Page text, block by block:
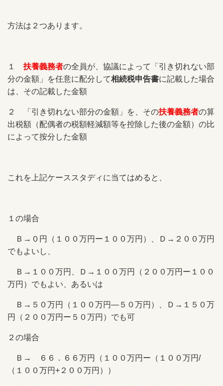
方法は２つあります。
１ 扶養義務者の全員が、協議によって「引き切れない部
分の金額」を任意に配分して相続税申告書に記載した場合
は、 その記載した金額
２ 「引き切れない部分の金額」を、その扶養義務者の算
出税額（配偶者の税額軽減額等を控除した後の金額）の比
によって按分した金額
これを上記ケーススタディに当てはめると、
１の場合
Ｂ→０円（１００万円ー１００万円）、Ｄ→２００万円
でもよいし、
Ｂ→１００万円、Ｄ→１００万円（２００万円ー１００
万円）でもよい、あるいは
Ｂ→５０万円（１００万円―５０万円）、Ｄ→１５０万
円（２００万円ー５０万円）でも可
２の場合
Ｂ→ ６６．６６万円（１００万円ー（１００万円/
（１００万円+２００万円））